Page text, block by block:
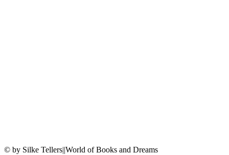
© by Silke Tellers||World of Books and Dreams